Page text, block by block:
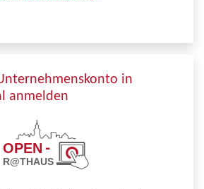
in
anmelden